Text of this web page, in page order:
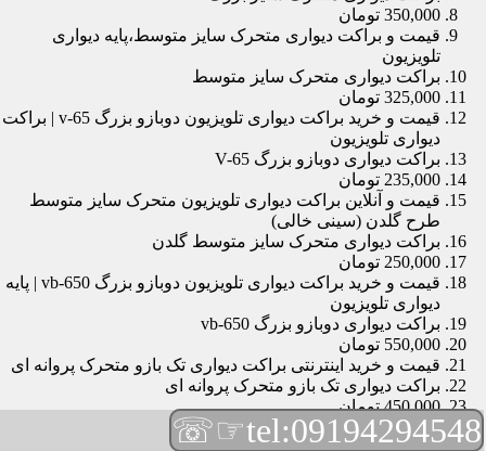
350,000 تومان
قیمت و براکت دیواری متحرک سایز متوسط،پایه دیواری
تلویزیون
براکت دیواری متحرک سایز متوسط
325,000 تومان
قیمت و خرید براکت دیواری تلویزیون دوبازو بزرگ v-65 | براکت
دیواری تلویزیون
براکت دیواری دوبازو بزرگ V-65
235,000 تومان
قیمت و آنلاین براکت دیواری تلویزیون متحرک سایز متوسط
طرح گلدن (سینی خالی)
براکت دیواری متحرک سایز متوسط گلدن
250,000 تومان
قیمت و خرید براکت دیواری تلویزیون دوبازو بزرگ vb-650 | پایه
دیواری تلویزیون
براکت دیواری دوبازو بزرگ vb-650
550,000 تومان
قیمت و خرید اینترنتی براکت دیواری تک بازو متحرک پروانه ای
براکت دیواری تک بازو متحرک پروانه ای
450,000 تومان
قیمت و براکت دیواری تلویزیون مچی | براکت دیواری تلویزیون
tel:09194294548
☞☏